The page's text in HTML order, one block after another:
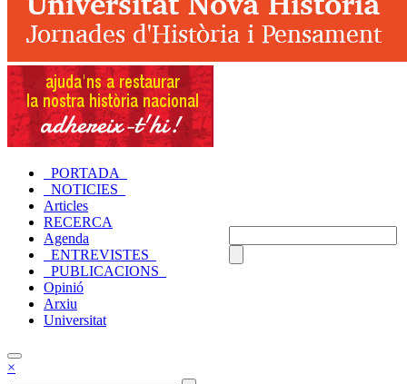
_PORTADA_
_NOTICIES_
Articles
RECERCA
Agenda
_ENTREVISTES_
_PUBLICACIONS_
Opinió
Arxiu
Universitat
×